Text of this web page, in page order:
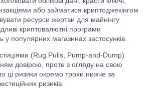
або займатися криптоджекінгом
ресурси жертви для майнінгу
криптовалютні програми
у популярних магазинах застосунків.
(Rug Pulls, Pump-and-Dump)
довірою, проте з огляду на свою
ці ризики окремо трохи нижче за
ризиків.